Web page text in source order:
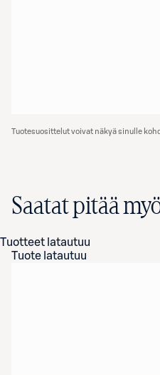
Tuotesuosittelut voivat näkyä sinulle
Saatat pitää
Tuotteet latautuu
Tuote latautuu